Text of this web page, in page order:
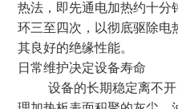
热法，即先通电加热约十分
环三至四次，以彻底驱除电
其良好的绝缘性能。
日常维护决定设备寿命
设备的长期稳定离不